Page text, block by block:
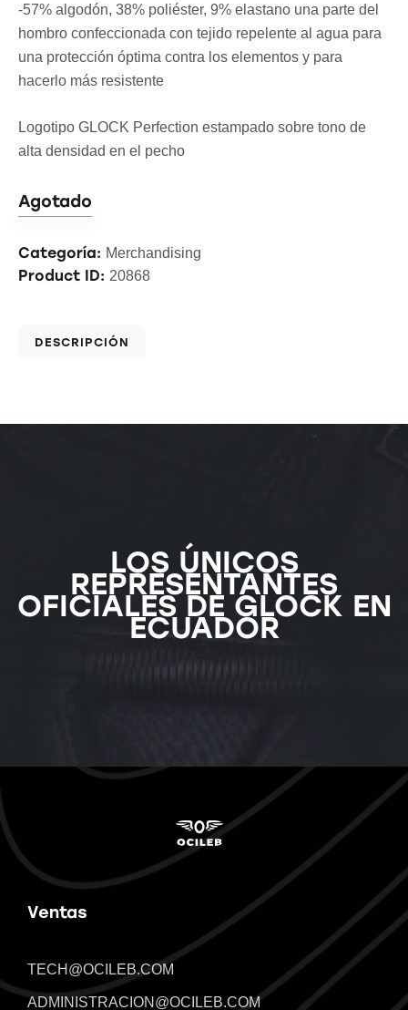
-57% algodón, 38% poliéster, 9% elastano una parte del
hombro confeccionada con tejido repelente al agua para
una protección óptima contra los elementos y para
hacerlo más resistente
Logotipo GLOCK Perfection estampado sobre tono de
alta densidad en el pecho
Agotado
Categoría: Merchandising
Product ID: 20868
DESCRIPCIÓN
LOS ÚNICOS
REPRESENTANTES
OFICIALES DE GLOCK EN
ECUADOR
Ventas
TECH@OCILEB.COM
ADMINISTRACION@OCILEB.COM